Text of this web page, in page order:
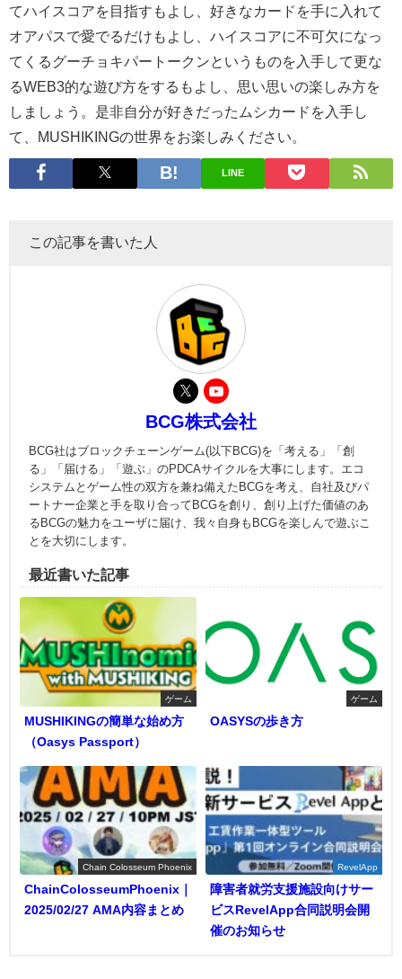
てハイスコアを目指すもよし、好きなカードを手に入れて
オアパスで愛でるだけもよし、ハイスコアに不可欠になっ
てくるグーチョキパートークンというものを入手して更な
るWEB3的な遊び方をするもよし、思い思いの楽しみ方を
しましょう。是非自分が好きだったムシカードを入手し
て、MUSHIKINGの世界をお楽しみください。
LINE
この記事を書いた人
BCG株式会社
BCG社はブロックチェーンゲーム(以下BCG)を「考える」「創
る」「届ける」「遊ぶ」のPDCAサイクルを大事にします。エコ
システムとゲーム性の双方を兼ね備えたBCGを考え、自社及びパ
ートナー企業と手を取り合ってBCGを創り、創り上げた価値のあ
るBCGの魅力をユーザに届け、我々自身もBCGを楽しんで遊ぶこ
とを大切にします。
最近書いた記事
ゲーム
MUSHIKINGの簡単な始め方
（Oasys Passport）
ゲーム
OASYSの歩き方
Chain Colosseum Phoenix
ChainColosseumPhoenix｜
2025/02/27 AMA内容まとめ
RevelApp
障害者就労支援施設向けサー
ビスRevelApp合同説明会開
催のお知らせ